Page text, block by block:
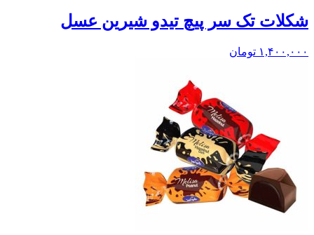
شکلات تک سر پیچ تیدو شیرین عسل
۱,۴۰۰,۰۰۰ تومان